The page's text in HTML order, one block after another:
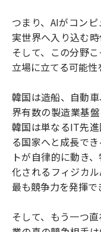
つまり、AIがコン
実世界へ入り込む
そして、この分野
立場に立てる可能性
韓国は造船、自動
界有数の製造業基
韓国は単なるIT先
る国家へと成長で
トが自律的に動き
化されるフィジカ
最も競争力を発揮で
そして、もう一つ